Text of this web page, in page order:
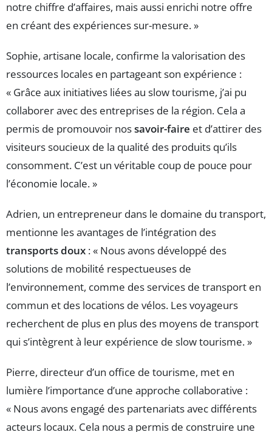
notre chiffre d’affaires, mais aussi enrichi notre offre
en créant des expériences sur-mesure. »
Sophie, artisane locale, confirme la valorisation des
ressources locales en partageant son expérience :
« Grâce aux initiatives liées au slow tourisme, j’ai pu
collaborer avec des entreprises de la région. Cela a
permis de promouvoir nossavoir-faire et d’attirer des
visiteurs soucieux de la qualité des produits qu’ils
consomment. C’est un véritable coup de pouce pour
l’économie locale. »
Adrien, un entrepreneur dans le domaine du transport,
mentionne les avantages de l’intégration des
transports doux : « Nous avons développé des
solutions de mobilité respectueuses de
l’environnement, comme des services de transport en
commun et des locations de vélos. Les voyageurs
recherchent de plus en plus des moyens de transport
qui s’intègrent à leur expérience de slow tourisme. »
Pierre, directeur d’un office de tourisme, met en
lumière l’importance d’une approche collaborative :
« Nous avons engagé des partenariats avec différents
acteurs locaux. Cela nous a permis de construire une